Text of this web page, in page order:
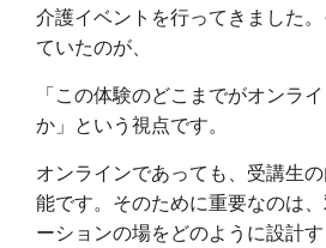
介護イベントを行ってきました
ていたのが、
「この体験のどこまでがオンラ
か」という視点です。
オンラインであっても、受講生
能です。そのために重要なのは
ーションの場をどのように設計